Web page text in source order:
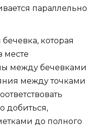
бечевка, которая
месте
между бечевками
между точками
добиться,
до полного